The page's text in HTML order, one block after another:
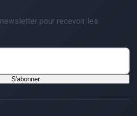
pour recevoir les
S'abonner